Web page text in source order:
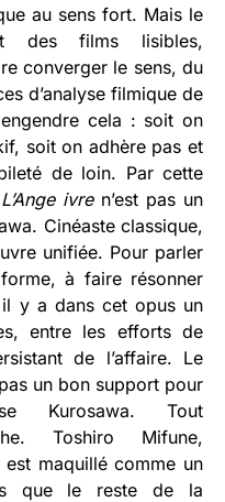
au sens fort. Mais le
des films lisibles,
converger le sens, du
d’analyse filmique de
cela : soit on
soit on adhère pas et
de loin. Par cette
L’Ange ivren’est pas un
Cinéaste classique,
unifiée. Pour parler
à faire résonner
y a dans cet opus un
entre les efforts de
de l’affaire. Le
un bon support pour
Kurosawa. Tout
Toshiro Mifune,
maquillé comme un
que le reste de la